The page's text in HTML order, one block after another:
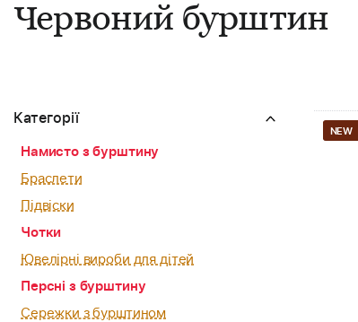
Червоний бурштин
Категорії
Намисто з бурштину
Браслети
Підвіски
Чотки
Ювелірні вироби для дітей
Персні з бурштину
Сережки з бурштином
NEW